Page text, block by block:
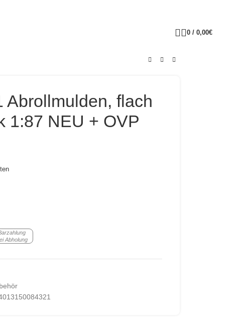
0 / 0,00€
Abrollmulden, flach
1:87 NEU + OVP
Abholung